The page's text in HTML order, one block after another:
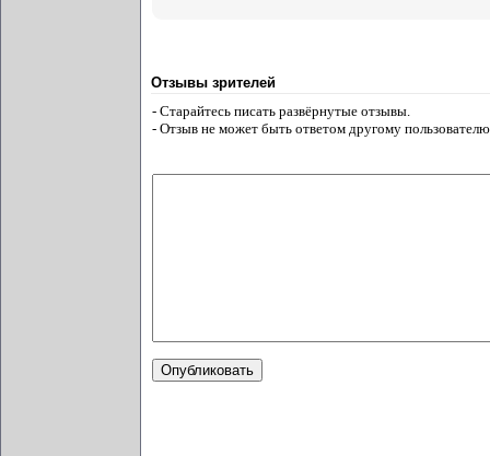
Отзывы зрителей
- Старайтесь писать развёрнутые отзывы.
- Отзыв не может быть ответом другому